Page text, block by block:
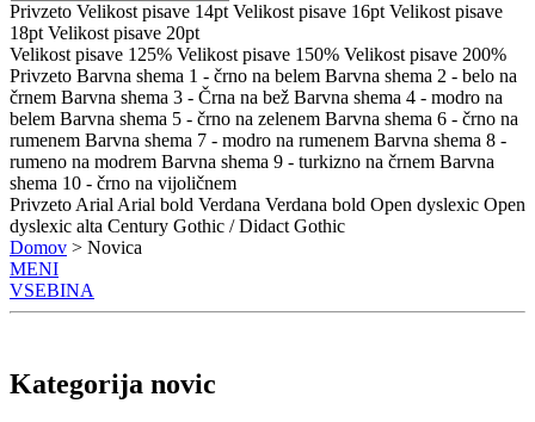
Privzeto Velikost pisave 14pt Velikost pisave 16pt Velikost pisave
18pt Velikost pisave 20pt
Velikost pisave 125% Velikost pisave 150% Velikost pisave 200%
Privzeto Barvna shema 1 - črno na belem Barvna shema 2 - belo na
črnem Barvna shema 3 - Črna na bež Barvna shema 4 - modro na
belem Barvna shema 5 - črno na zelenem Barvna shema 6 - črno na
rumenem Barvna shema 7 - modro na rumenem Barvna shema 8 -
rumeno na modrem Barvna shema 9 - turkizno na črnem Barvna
shema 10 - črno na vijoličnem
Privzeto Arial Arial bold Verdana Verdana bold Open dyslexic Open
dyslexic alta Century Gothic / Didact Gothic
Domov > Novica
MENI
VSEBINA
Kategorija novic